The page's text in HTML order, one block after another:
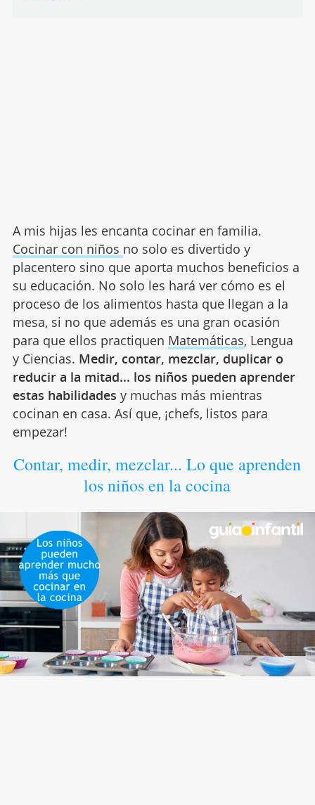
A mis hijas les encanta cocinar en familia.
Cocinar con niños no solo es divertido y
placentero sino que aporta muchos beneficios a
su educación. No solo les hará ver cómo es el
proceso de los alimentos hasta que llegan a la
mesa, si no que además es una gran ocasión
para que ellos practiquen Matemáticas, Lengua
y Ciencias. Medir, contar, mezclar, duplicar o
reducir a la mitad... los niños pueden aprender
estas habilidades y muchas más mientras
cocinan en casa. Así que, ¡chefs, listos para
empezar!
Contar, medir, mezclar... Lo que aprenden
los niños en la cocina